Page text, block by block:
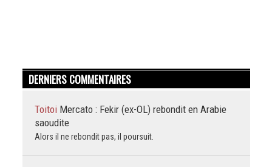
DERNIERS COMMENTAIRES
Toitoi Mercato : Fekir (ex-OL) rebondit en Arabie
saoudite
Alors il ne rebondit pas, il poursuit.